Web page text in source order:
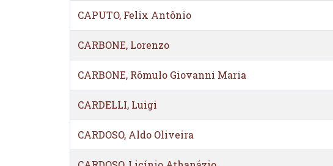
CAPUTO, Felix Antônio
CARBONE, Lorenzo
CARBONE, Rômulo Giovanni Maria
CARDELLI, Luigi
CARDOSO, Aldo Oliveira